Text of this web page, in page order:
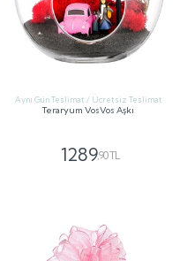
Aynı Gün Teslimat / Ücretsiz Teslimat
Teraryum VosVos Aşkı
1289,90 TL